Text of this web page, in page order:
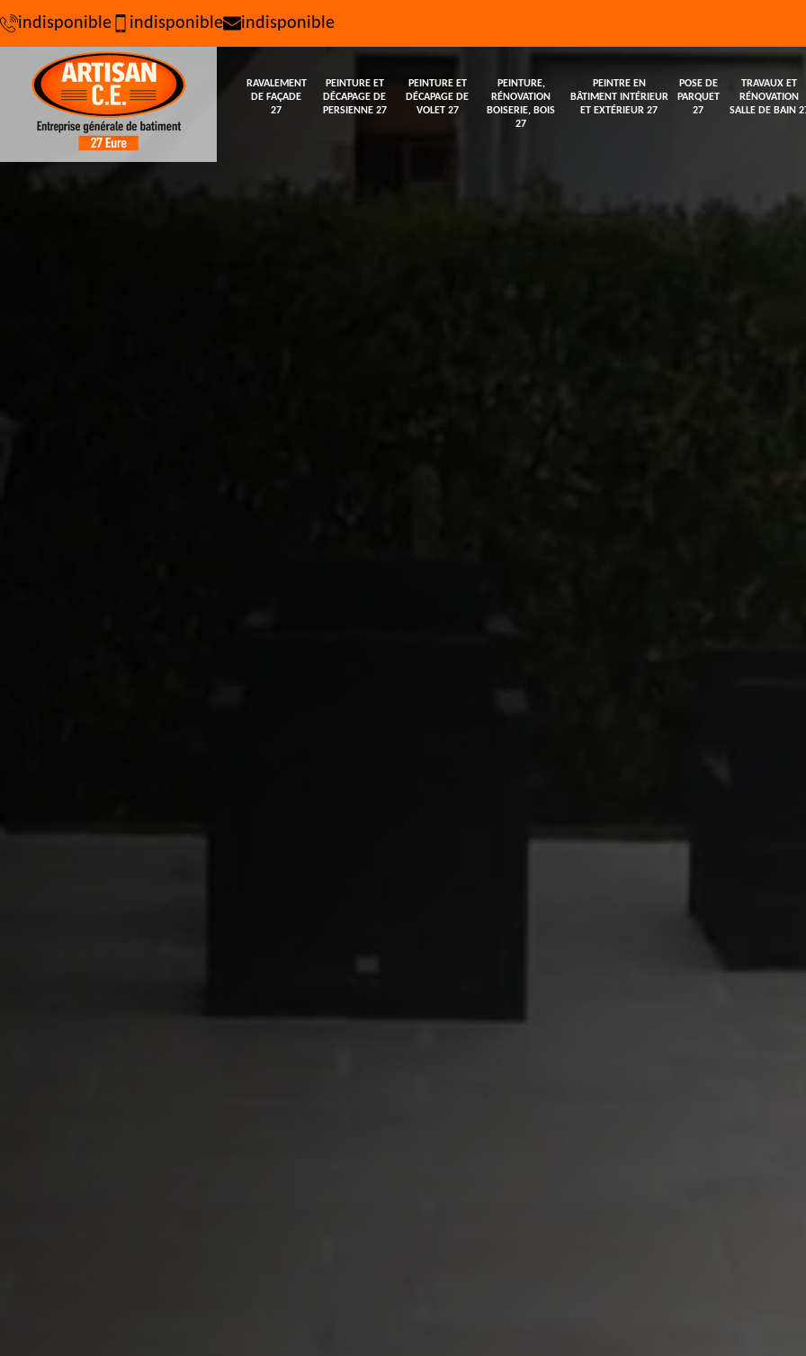
indisponible indisponible indisponible
RAVALEMENT
DE FAÇADE
27
PEINTURE ET
DÉCAPAGE DE
PERSIENNE 27
PEINTURE ET
DÉCAPAGE DE
VOLET 27
PEINTURE,
RÉNOVATION
BOISERIE, BOIS
27
PEINTRE EN
BÂTIMENT INTÉRIEUR
ET EXTÉRIEUR 27
POSE DE
PARQUET
27
TRAVAUX ET
RÉNOVATION
SALLE DE BAIN